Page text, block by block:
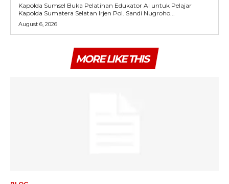
Kapolda Sumsel Buka Pelatihan Edukator AI untuk Pelajar
Kapolda Sumatera Selatan Irjen Pol. Sandi Nugroho...
August 6, 2026
MORE LIKE THIS